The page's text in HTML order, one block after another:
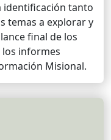
identificación tanto
temas a explorar y
final de los
los informes
Misional.